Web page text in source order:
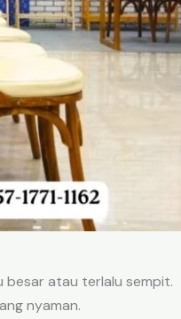
atau terlalu sempit.
nyaman.